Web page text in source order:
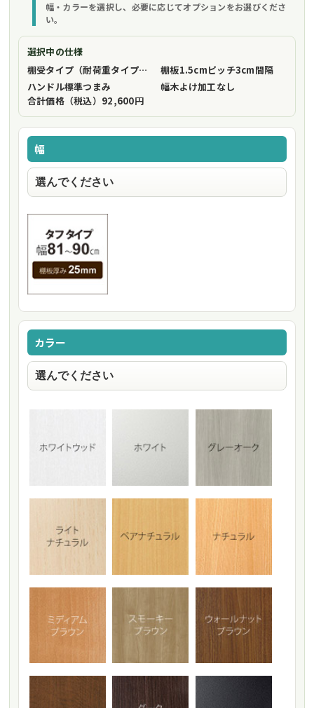
幅・カラーを選択し、必要に応じてオプションをお選びくださ
い。
選択中の仕様
棚受タイプ（耐荷重タイプ）
フリーストップ棚受（標準仕様）
棚板1.5cmピッチ3cm間隔
ハンドル標準つまみ 幅木よけ加工なし
合計価格（税込） 92,600円
幅
カラー